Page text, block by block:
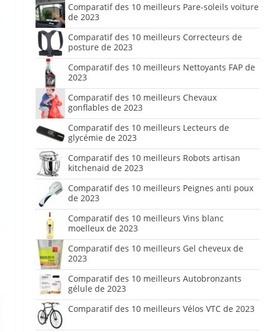
Comparatif des 10 meilleurs Pare-soleils voiture
de 2023
Comparatif des 10 meilleurs Correcteurs de
posture de 2023
Comparatif des 10 meilleurs Nettoyants FAP de
2023
Comparatif des 10 meilleurs Chevaux
gonflables de 2023
Comparatif des 10 meilleurs Lecteurs de
glycémie de 2023
Comparatif des 10 meilleurs Robots artisan
kitchenaid de 2023
Comparatif des 10 meilleurs Peignes anti poux
de 2023
Comparatif des 10 meilleurs Vins blanc
moelleux de 2023
Comparatif des 10 meilleurs Gel cheveux de
2023
Comparatif des 10 meilleurs Autobronzants
gélule de 2023
Comparatif des 10 meilleurs Vélos VTC de 2023